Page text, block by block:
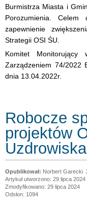
Burmistrza Miasta i
Porozumienia. Celem
zapewnienie
Strategii OSI ŚU.
Komitet Monitorujący
Zarządzeniem 74/2022
dnia 13.04.2022r.
Robocze
projektów
Uzdrowiska
Norbert Garecki
Artykuł utworzono: 29 lipca 2024
Zmodyfikowano: 29 lipca 2024
Odsłon: 1094